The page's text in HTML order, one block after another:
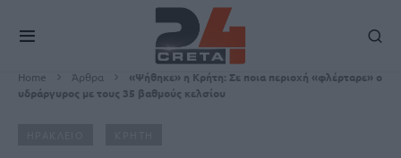
Home Άρθρα
«Ψήθηκε» η Κρήτη: Σε ποια περιοχή «φλέρταρε» ο
υδράργυρος με τους 35 βαθμούς κελσίου